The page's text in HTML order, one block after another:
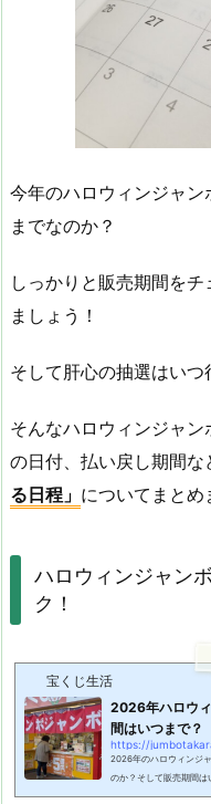
今年のハロウィンジャ
までなのか？
しっかりと販売期間を
ましょう！
そして肝心の抽選はいつ
そんなハロウィンジャ
の日付、払い戻し期間な
る日程」 についてまとめ
ハロウィンジャン
ク！
宝くじ生活
2026年ハロウ
間はいつまで？
https://
2026年のハロウィンジ
のか？そして販売期間は
えるのですが、買い逃